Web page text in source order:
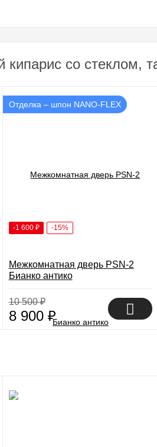
со стеклом,
Отделка – шпон NANO-FLEX
-1 600 ₽ -15%
Межкомнатная дверь PSN-2
Бианко антико
10 500₽
8 900 ₽